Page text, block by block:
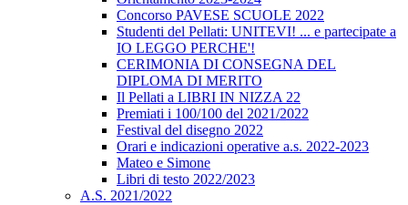
Concorso PAVESE SCUOLE 2022
Studenti del Pellati: UNITEVI! ... e partecipate a
IO LEGGO PERCHE'!
CERIMONIA DI CONSEGNA DEL
DIPLOMA DI MERITO
Il Pellati a LIBRI IN NIZZA 22
Premiati i 100/100 del 2021/2022
Festival del disegno 2022
Orari e indicazioni operative a.s. 2022-2023
Mateo e Simone
Libri di testo 2022/2023
A.S. 2021/2022